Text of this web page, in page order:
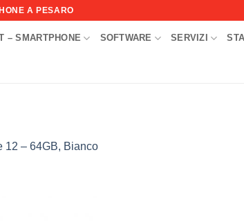
A PESARO
– SMARTPHONE SOFTWARE SERVIZI
12 – 64GB, Bianco